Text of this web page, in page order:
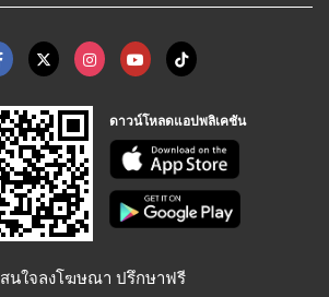
ดาวน์โหลดแอปพลิเคชัน
สนใจลงโฆษณา ปรึกษาฟรี